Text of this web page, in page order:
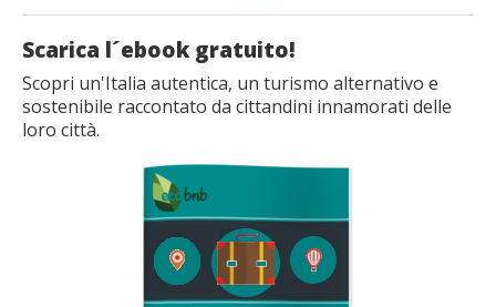
Scarica l´ebook gratuito!
Scopri un'Italia autentica, un turismo alternativo e
sostenibile raccontato da cittandini innamorati delle
loro città.